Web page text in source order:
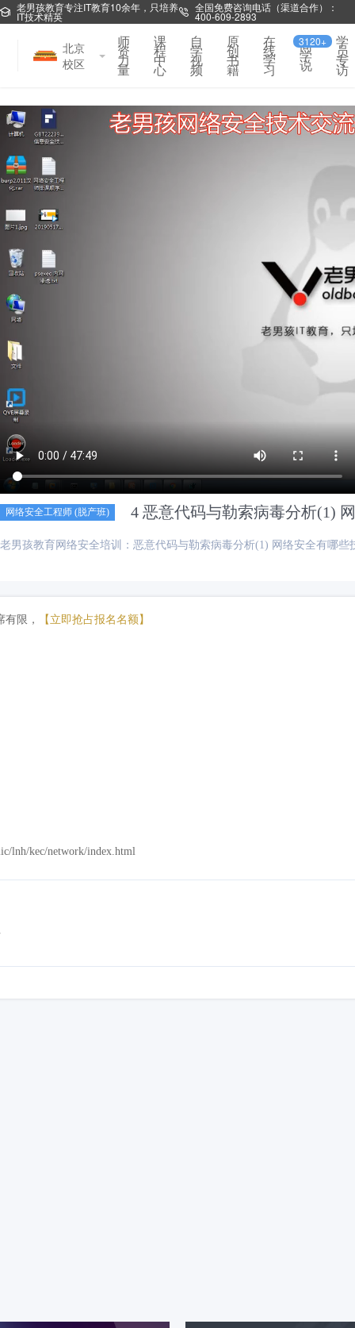
老男孩教育专注IT教育10余年，只培养
IT技术精英
全国免费咨询电话（渠道合作）：
400-609-2893
北京
校区
师
资
力
量
课
程
中
心
自
学
视
频
原
创
书
籍
在
线
学
习
同
学
说
3120+ 学
员
专
访
网络安全工程师 (脱产班) 4 恶意代码与勒索病毒分析(1)
老男孩教育网络安全培训：恶意代码与勒索病毒分析(1) 网络安全有哪些
限， 【立即抢占报名名额】
lnh/kec/network/index.html